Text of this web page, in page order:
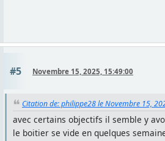
#5 Novembre 15, 2025, 15:49:00
Citation de: philippe28 le Novembre 15,
avec certains objectifs il semble y
le boitier se vide en quelques